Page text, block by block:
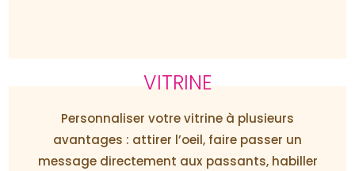
VITRINE
Personnaliser votre vitrine à plusieurs
avantages : attirer l’oeil, faire passer un
message directement aux passants, habiller